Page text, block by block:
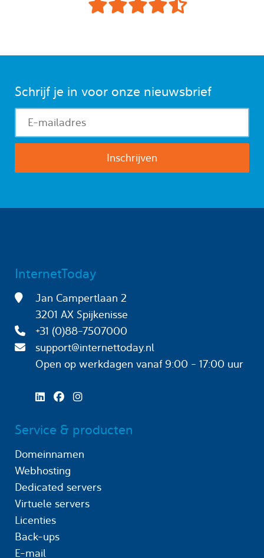
Schrijf je in voor onze nieuwsbrief
InternetToday
Jan Campertlaan 2
3201 AX Spijkenisse
+31 (0)88-7507000
support@internettoday.nl
Open op werkdagen
vanaf 9:00 - 17:00 uur
Service & producten
Domeinnamen
Webhosting
Dedicated servers
Virtuele servers
Licenties
Back-ups
E-mail